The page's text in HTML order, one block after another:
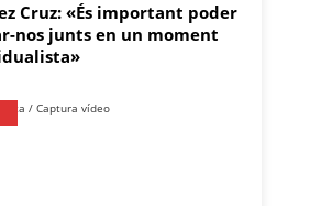
Cruz: «És important poder
nos junts en un moment